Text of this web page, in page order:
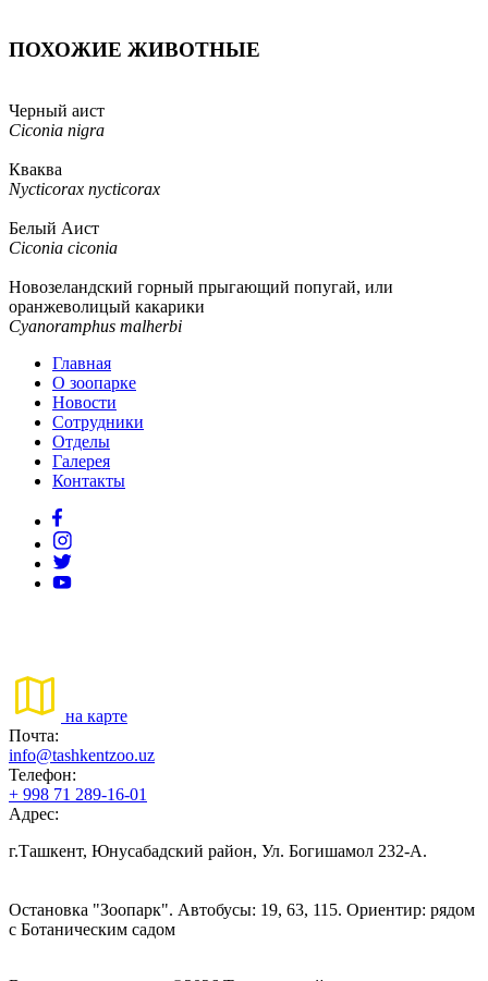
ПОХОЖИЕ ЖИВОТНЫЕ
Черный аист
Ciconia nigra
Кваква
Nycticorax nycticorax
Белый Аист
Ciconia ciconia
Новозеландский горный прыгающий попугай, или
оранжеволицый какарики
Cyanoramphus malherbi
Главная
О зоопарке
Новости
Сотрудники
Отделы
Галерея
Контакты
на карте
Почта:
info@tashkentzoo.uz
Телефон:
+ 998 71 289-16-01
Адрес:
г.Ташкент, Юнусабадский район, Ул. Богишамол 232-А.
Остановка "Зоопарк". Автобусы: 19, 63, 115. Ориентир: рядом
с Ботаническим садом